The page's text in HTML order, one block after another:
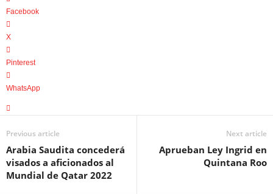
Facebook
X
Pinterest
WhatsApp
Previous article
Arabia Saudita concederá
visados a aficionados al
Mundial de Qatar 2022
Next article
Aprueban Ley Ingrid en
Quintana Roo